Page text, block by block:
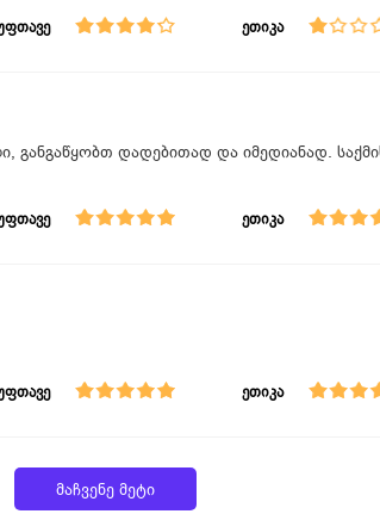
ეთიკა
განგაწყობთ დადებითად და იმედიანად.
ეთიკა
ეთიკა
მაჩვენე მეტი